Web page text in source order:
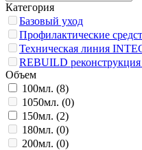
Категория
Базовый уход
Профилактические
Техническая линия
REBUILD реконструкция
Объем
100мл. (8)
1050мл. (0)
150мл. (2)
180мл. (0)
200мл. (0)